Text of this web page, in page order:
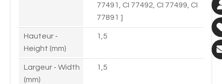
77491, CI 77492, CI 77499, CI
77891 ]
Hauteur -
Height (mm)
1,5
Largeur - Width
(mm)
1,5